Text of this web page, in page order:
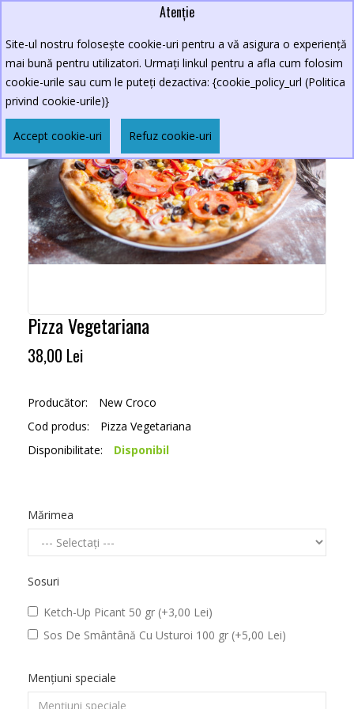
Atenție
Site-ul nostru folosește cookie-uri pentru a vă asigura o experiență
mai bună pentru utilizatori. Urmați linkul pentru a afla cum folosim
cookie-urile sau cum le puteți dezactiva: {cookie_policy_url (Politica
privind cookie-urile)}
Accept cookie-uri Refuz cookie-uri
Pizza Vegetariana
38,00 Lei
Producător:
New Croco
Cod produs:
Pizza Vegetariana
Disponibilitate:
Disponibil
Mărimea
Sosuri
Ketch-Up Picant 50 gr (+3,00 Lei)
Sos De Smântână Cu Usturoi 100 gr (+5,00 Lei)
Mențiuni speciale